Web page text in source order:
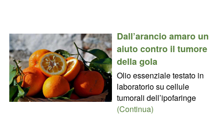
Dall’arancio amaro un
aiuto contro il tumore
della gola
Olio essenziale testato in
laboratorio su cellule
tumorali dell’ipofaringe
(Continua)